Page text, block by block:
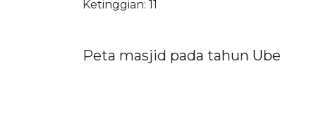
Ketinggian: 11
Peta masjid pada tahun Ube